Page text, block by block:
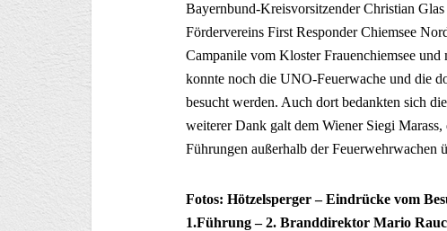
Bayernbund-Kreisvorsitzender Christian Glas
Fördervereins First Responder Chiemsee
Campanile vom Kloster Frauenchiemsee
konnte noch die UNO-Feuerwache und die
besucht werden. Auch dort bedankten sich
weiterer Dank galt dem Wiener Siegi
Führungen außerhalb der Feuerwehrwachen
Fotos: Hötzelsperger – Eindrücke vom
1.Führung – 2. Branddirektor Mario